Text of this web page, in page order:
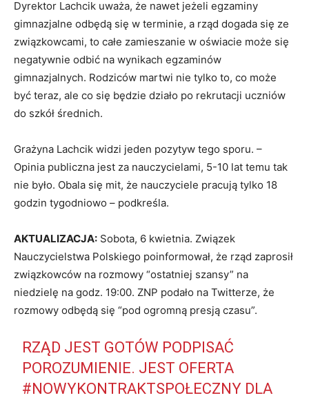
Dyrektor Lachcik uważa, że nawet jeżeli egzaminy
gimnazjalne odbędą się w terminie, a rząd dogada się ze
związkowcami, to całe zamieszanie w oświacie może się
negatywnie odbić na wynikach egzaminów
gimnazjalnych. Rodziców martwi nie tylko to, co może
być teraz, ale co się będzie działo po rekrutacji uczniów
do szkół średnich.
Grażyna Lachcik widzi jeden pozytyw tego sporu. –
Opinia publiczna jest za nauczycielami, 5-10 lat temu tak
nie było. Obala się mit, że nauczyciele pracują tylko 18
godzin tygodniowo – podkreśla.
AKTUALIZACJA: Sobota, 6 kwietnia. Związek
Nauczycielstwa Polskiego poinformował, że rząd zaprosił
związkowców na rozmowy “ostatniej szansy” na
niedzielę na godz. 19:00. ZNP podało na Twitterze, że
rozmowy odbędą się “pod ogromną presją czasu”.
RZĄD JEST GOTÓW PODPISAĆ
POROZUMIENIE. JEST OFERTA
#NOWYKONTRAKTSPOŁECZNY DLA